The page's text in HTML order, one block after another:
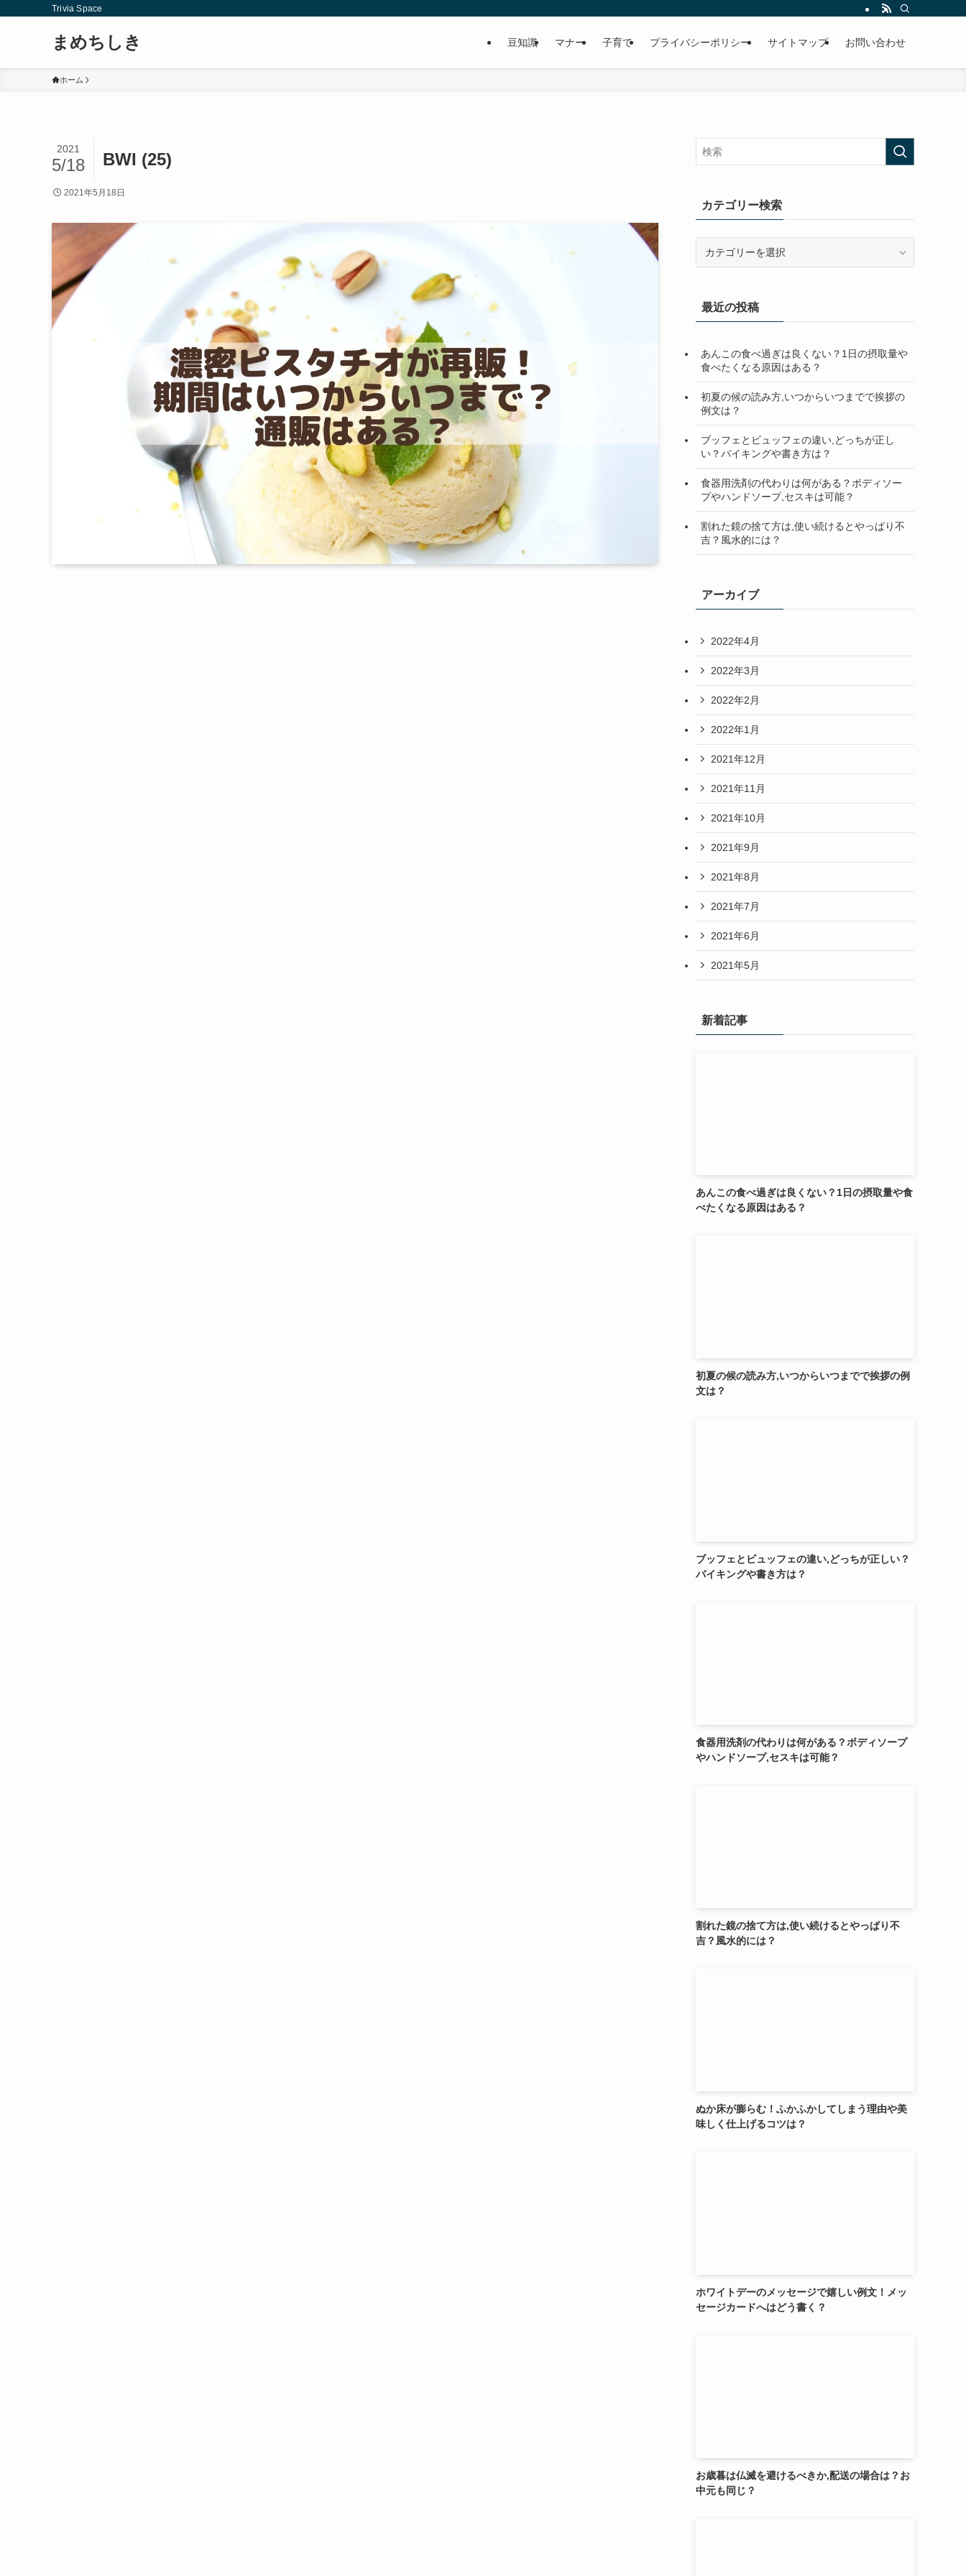
Trivia Space
まめちしき 豆知識 マナー 子育て プライバシーポリシー サイトマップ お問い合わせ
ホーム
BWI (25)
2021
5/18
2021年5月18日
カテゴリー検索
ー
検
最近の投稿
あんこの食べ過ぎは良くない？1日の摂取量や
食べたくなる原因はある？
初夏の候の読み方,いつからいつまでで挨拶の
例文は？
ブッフェとビュッフェの違い,どっちが正し
い？バイキングや書き方は？
食器用洗剤の代わりは何がある？ボディソー
プやハンドソープ,セスキは可能？
割れた鏡の捨て方は,使い続けるとやっぱり不
吉？風水的には？
アーカイブ
2022年4月
2022年3月
2022年2月
2022年1月
2021年12月
2021年11月
2021年10月
2021年9月
2021年8月
2021年7月
2021年6月
2021年5月
新着記事
あんこの食べ過ぎは良くない？1日の摂取量や食
べたくなる原因はある？
初夏の候の読み方,いつからいつまでで挨拶の例
文は？
ブッフェとビュッフェの違い,どっちが正しい？
バイキングや書き方は？
食器用洗剤の代わりは何がある？ボディソープ
やハンドソープ,セスキは可能？
割れた鏡の捨て方は,使い続けるとやっぱり不
吉？風水的には？
ぬか床が膨らむ！ふかふかしてしまう理由や美
味しく仕上げるコツは？
ホワイトデーのメッセージで嬉しい例文！メッ
セージカードへはどう書く？
お歳暮は仏滅を避けるべきか,配送の場合は？お
中元も同じ？